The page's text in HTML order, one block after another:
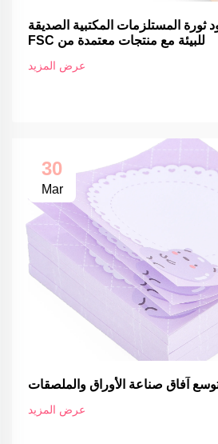
ثورة المستلزمات المكتبية الصديقة
للبيئة مع منتجات معتمدة من FSC
عرض المزيد
30
Mar
آفاق صناعة الأوراق والملصقات
عرض المزيد